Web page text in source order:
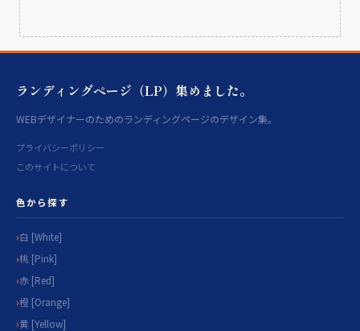
ランディングページ（LP）集めました。
WEBデザイナーのためのランディングページのデザイン集。
プライバシーポリシー
このサイトについて
色から探す
白 [White]
桃 [Pink]
赤 [Red]
橙 [Orange]
黄 [Yellow]